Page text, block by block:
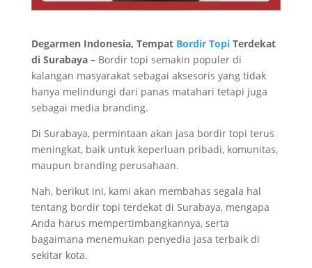
Degarmen Indonesia, Tempat Bordir TopiTerdekat
di Surabaya – Bordir topi semakin populer di
kalangan masyarakat sebagai aksesoris yang tidak
hanya melindungi dari panas matahari tetapi juga
sebagai media branding.
Di Surabaya, permintaan akan jasa bordir topi terus
meningkat, baik untuk keperluan pribadi, komunitas,
maupun branding perusahaan.
Nah, berikut ini, kami akan membahas segala hal
tentang bordir topi terdekat di Surabaya, mengapa
Anda harus mempertimbangkannya, serta
bagaimana menemukan penyedia jasa terbaik di
sekitar kota.